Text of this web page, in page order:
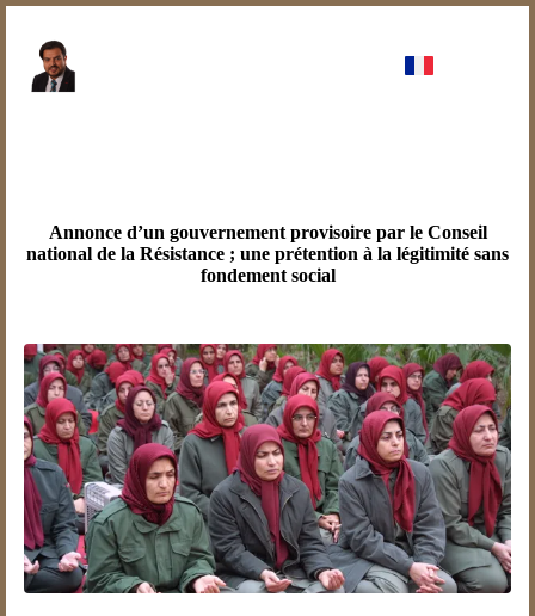
Annonce d’un gouvernement provisoire par le Conseil
national de la Résistance ; une prétention à la légitimité sans
fondement social